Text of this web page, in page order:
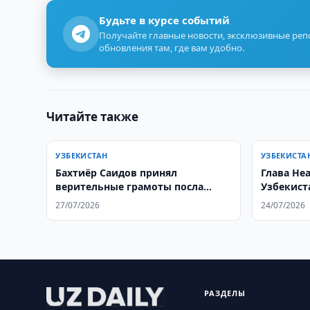
Будьте в курсе событий
Получайте главные новости, эксклюзивные
обновления там, где вам удобно.
Читайте также
УЗБЕКИСТАН
Бахтиёр Саидов принял
верительные грамоты посла
Гамбии
27/07/2026
Глава
24/07/2026
РАЗДЕЛЫ